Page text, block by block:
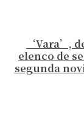
‘Vara’,
elenco de
segunda